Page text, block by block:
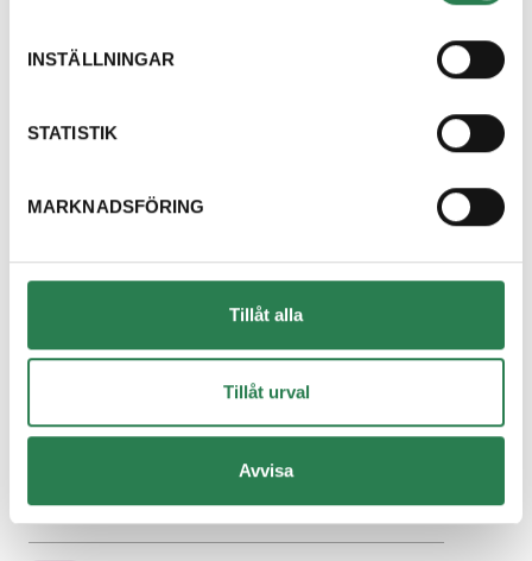
INSTÄLLNINGAR
STATISTIK
MARKNADSFÖRING
Tillåt alla
Tillåt urval
Avvisa
Övrigt, Restavfall - Gröna kärlet
Dricksglas
Dryckestråg (papper runt flerpack)
Återbruket, Tapeter, takpapp och gummi
Återbruket, Fönster
Övrigt, Restavfall - Gröna kärlet